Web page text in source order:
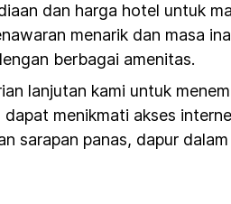
dan harga hotel untuk
menarik dan masa
berbagai amenitas.
lanjutan kami untuk
dapat menikmati akses
sarapan panas, dapur